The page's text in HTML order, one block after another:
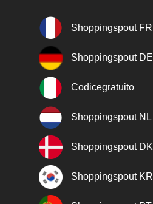
Shoppingspout FR
Shoppingspout DE
Codicegratuito
Shoppingspout NL
Shoppingspout DK
Shoppingspout KR